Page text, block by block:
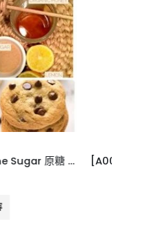
[A005073]澳洲Absolute Organic 有機奇亞籽1.5KG
查看內容